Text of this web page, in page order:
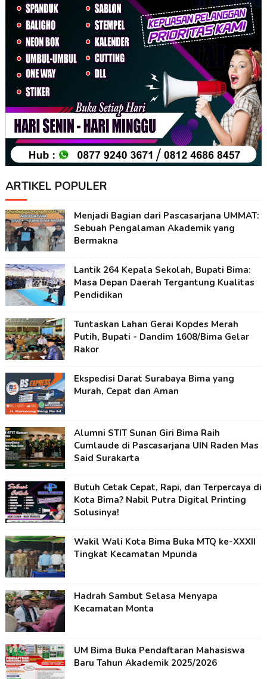
ARTIKEL POPULER
Menjadi Bagian dari Pascasarjana UMMAT:
Sebuah Pengalaman Akademik yang
Bermakna
Lantik 264 Kepala Sekolah, Bupati Bima:
Masa Depan Daerah Tergantung Kualitas
Pendidikan
Tuntaskan Lahan Gerai Kopdes Merah
Putih, Bupati - Dandim 1608/Bima Gelar
Rakor
Ekspedisi Darat Surabaya Bima yang
Murah, Cepat dan Aman
Alumni STIT Sunan Giri Bima Raih
Cumlaude di Pascasarjana UIN Raden Mas
Said Surakarta
Butuh Cetak Cepat, Rapi, dan Terpercaya di
Kota Bima? Nabil Putra Digital Printing
Solusinya!
Wakil Wali Kota Bima Buka MTQ ke-XXXII
Tingkat Kecamatan Mpunda
Hadrah Sambut Selasa Menyapa
Kecamatan Monta
UM Bima Buka Pendaftaran Mahasiswa
Baru Tahun Akademik 2025/2026